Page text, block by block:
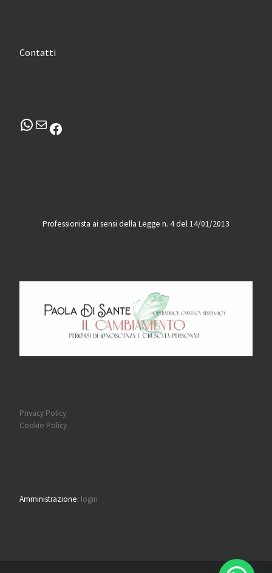
Contatti
WhatsApp
EmailFacebook
Professionista ai sensi della Legge n. 4 del 14/01/2013
Privacy Policy
Cookie Policy
Amministrazione: login